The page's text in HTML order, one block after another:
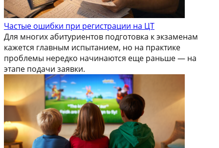
Частые ошибки при регистрации на ЦТ
Для многих абитуриентов подготовка к экзаменам
кажется главным испытанием, но на практике
проблемы нередко начинаются еще раньше — на
этапе подачи заявки.